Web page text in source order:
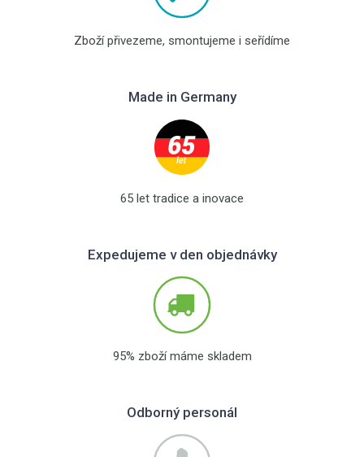
Zboží přivezeme, smontujeme i seřídíme
Made in Germany
65 let tradice a inovace
Expedujeme v den objednávky
95% zboží máme skladem
Odborný personál